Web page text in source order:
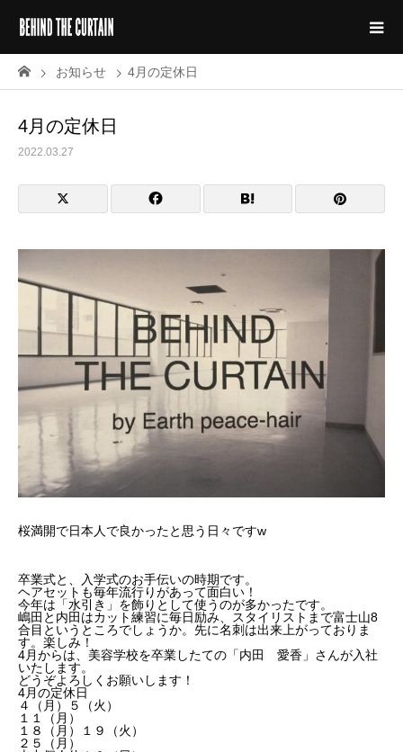
お知らせ 4月の定休日
4月の定休日
2022.03.27
桜満開で日本人で良かったと思う日々ですw
卒業式と、入学式のお手伝いの時期です。
ヘアセットも毎年流行りがあって面白い！
今年は「水引き」を飾りとして使うのが多かったです。
嶋田と内田はカット練習に毎日励み、スタイリストまで富士山8
合目というところでしょうか。先に名刺は出来上がっておりま
す。楽しみ！
4月からは、美容学校を卒業したての「内田 愛香」さんが入社
いたします。
どうぞよろしくお願いします！
4月の定休日
４（月）５（火）
１１（月）
１８（月）１９（火）
２５（月）